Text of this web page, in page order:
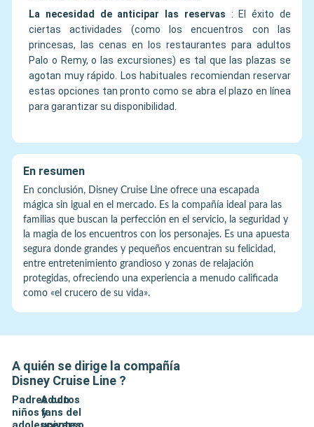
La necesidad de anticipar las reservas : El éxito de
ciertas actividades (como los encuentros con las
princesas, las cenas en los restaurantes para adultos
Palo o Remy, o las excursiones) es tal que las plazas se
agotan muy rápido. Los habituales recomiendan reservar
estas opciones tan pronto como se abra el plazo en línea
para garantizar su disponibilidad.
En resumen
En conclusión, Disney Cruise Line ofrece una escapada
mágica sin igual en el mercado. Es la compañía ideal para las
familias que buscan la perfección en el servicio, la seguridad y
la magia de los encuentros con los personajes. Es una apuesta
segura donde grandes y pequeños encuentran su felicidad,
entre entretenimiento grandioso y zonas de relajación
protegidas, ofreciendo una experiencia a menudo calificada
como «el crucero de su vida».
A quién se dirige la compañía
Disney Cruise Line ?
Padres con
niños y
Adultos
fans del